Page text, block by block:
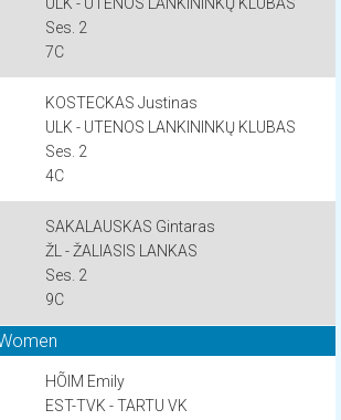
Ses. 2
7C
KOSTECKAS Justinas
ULK - UTENOS LANKININKŲ KLUBAS
Ses. 2
4C
SAKALAUSKAS Gintaras
ŽL - ŽALIASIS LANKAS
Ses. 2
9C
HÕIM Emily
EST-TVK - TARTU VK